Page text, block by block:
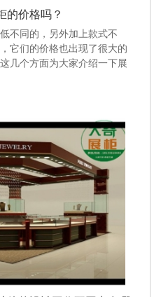
的价格吗？
不同的，另外加上款式不
它们的价格也出现了很大的
几个方面为大家介绍一下展